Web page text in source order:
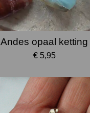
Andes opaal ketting
€ 5,95